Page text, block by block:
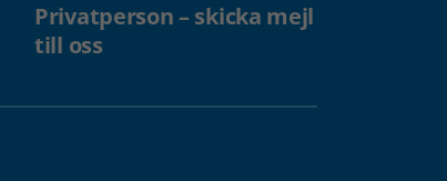
Privatperson – skicka mejl
till oss